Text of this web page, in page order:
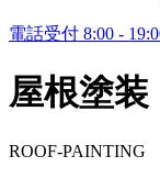
電話受付 8:00 -
屋根塗装
ROOF-PAINTING